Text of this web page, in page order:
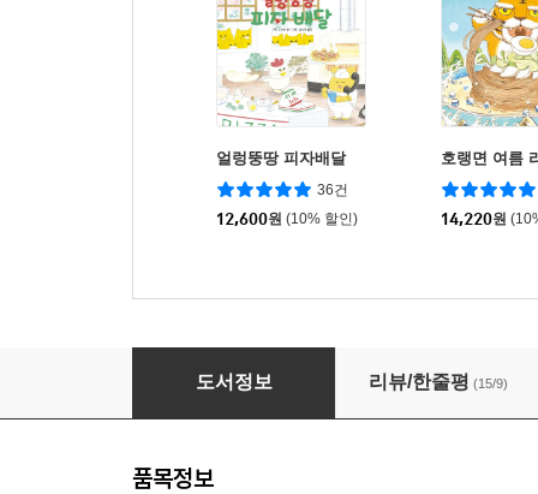
얼렁뚱땅 피자배달
36건
12,600원 (10% 할인)
호랭면 여름
14,220원
여름을 부탁해
도서정보 리뷰/한줄평 (15/9)
품목정보